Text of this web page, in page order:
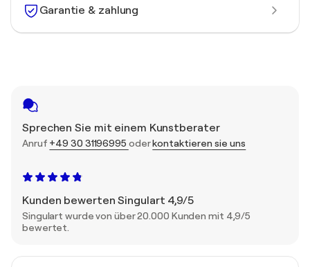
Garantie & zahlung
Sprechen Sie mit einem Kunstberater
Anruf +49 30 31196995 oderkontaktieren sie uns
Kunden bewerten Singulart 4,9/5
Singulart wurde von über 20.000 Kunden mit 4,9/5
bewertet.